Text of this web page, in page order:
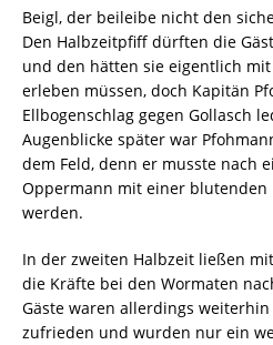
Beigl, der beileibe nicht den
Den Halbzeitpfiff dürften die
und den hätten sie eigentlich
erleben müssen, doch Kapitän
Ellbogenschlag gegen Gollasch
Augenblicke später war
dem Feld, denn er musste nach
Oppermann mit einer blutenden
werden.
In der zweiten Halbzeit ließen
die Kräfte bei den Wormaten
Gäste waren allerdings
zufrieden und wurden nur ein